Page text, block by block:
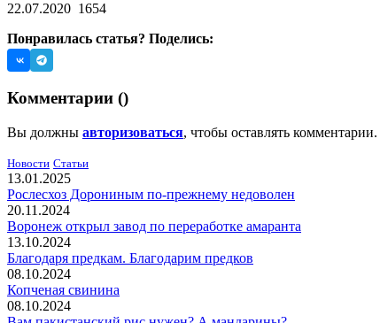
22.07.2020 1654
Понравилась статья? Поделись:
Комментарии ()
Вы должны авторизоваться, чтобы оставлять комментарии.
Новости Статьи
13.01.2025
Рослесхоз Дорониным по-прежнему недоволен
20.11.2024
Воронеж открыл завод по переработке амаранта
13.10.2024
Благодаря предкам. Благодарим предков
08.10.2024
Копченая свинина
08.10.2024